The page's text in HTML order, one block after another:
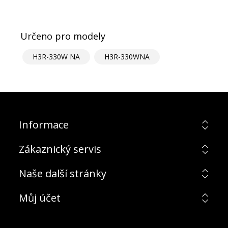
Určeno pro modely
H3R-330W NA H3R-330WNA
Informace
Zákaznický servis
Naše další stránky
Můj účet